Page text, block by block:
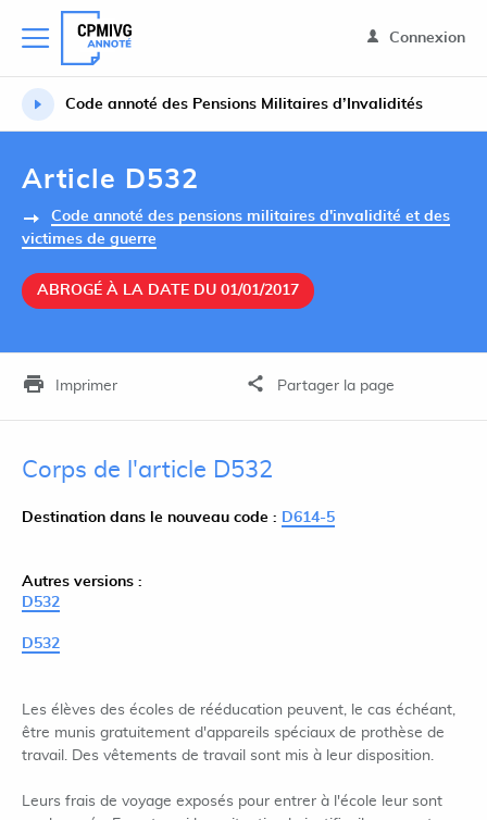
Connexion
Code annoté des Pensions Militaires d’Invalidités
Article D532
Code annoté des pensions militaires d'invalidité et des
victimes de guerre
ABROGÉ À LA DATE DU 01/01/2017
Imprimer Partager la page
Corps de l'article D532
Destination dans le nouveau code : D614-5
Autres versions :
D532
D532
Les élèves des écoles de rééducation peuvent, le cas échéant,
être munis gratuitement d'appareils spéciaux de prothèse de
travail. Des vêtements de travail sont mis à leur disposition.
Leurs frais de voyage exposés pour entrer à l'école leur sont